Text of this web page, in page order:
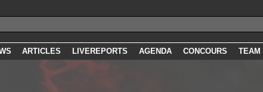
ARTICLES LIVEREPORTS AGENDA CONCOURS TEAM